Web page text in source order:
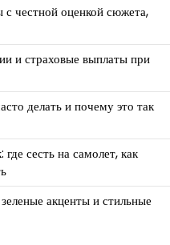
честной оценкой сюжета,
и страховые выплаты при
делать и почему это так
сесть на самолет, как
акценты и стильные